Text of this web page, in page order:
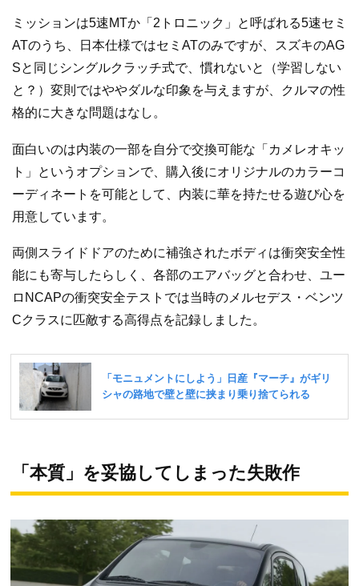
ミッションは5速MTか「2トロニック」と呼ばれる5速セミ
ATのうち、日本仕様ではセミATのみですが、スズキのAG
Sと同じシングルクラッチ式で、慣れないと（学習しない
と？）変則ではややダルな印象を与えますが、クルマの性
格的に大きな問題はなし。
面白いのは内装の一部を自分で交換可能な「カメレオキッ
ト」というオプションで、購入後にオリジナルのカラーコ
ーディネートを可能として、内装に華を持たせる遊び心を
用意しています。
両側スライドドアのために補強されたボディは衝突安全性
能にも寄与したらしく、各部のエアバッグと合わせ、ユー
ロNCAPの衝突安全テストでは当時のメルセデス・ベンツ
Cクラスに匹敵する高得点を記録しました。
「本質」を妥協してしまった失敗作